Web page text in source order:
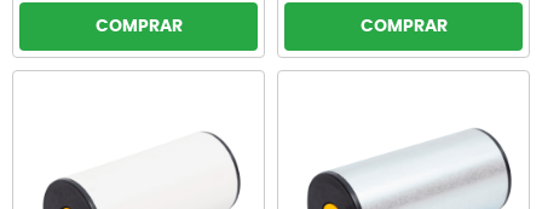
COMPRAR COMPRAR